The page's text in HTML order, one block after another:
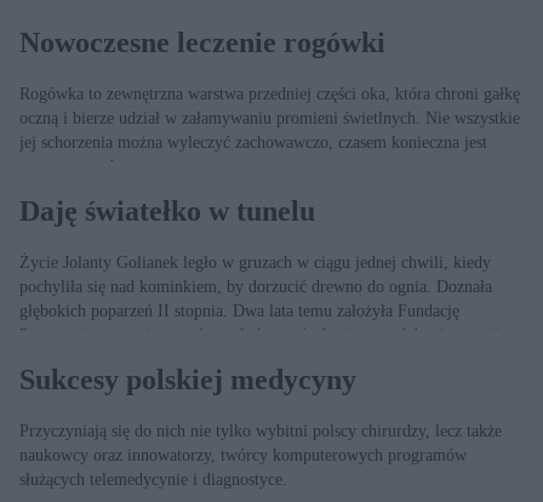
Warszawa
Nowoczesne leczenie rogówki
Rogówka to zewnętrzna warstwa przedniej części oka, która chroni gałkę
oczną i bierze udział w załamywaniu promieni świetlnych. Nie wszystkie
jej schorzenia można wyleczyć zachowawczo, czasem konieczna jest
interwencja chirurga.
Daję światełko w tunelu
Życie Jolanty Golianek legło w gruzach w ciągu jednej chwili, kiedy
pochyliła się nad kominkiem, by dorzucić drewno do ognia. Doznała
głębokich poparzeń II stopnia. Dwa lata temu założyła Fundację
Poparzeni pomagającą osobom, które znalazły się w podobnej sytuacji
Sukcesy polskiej medycyny
Przyczyniają się do nich nie tylko wybitni polscy chirurdzy, lecz także
naukowcy oraz innowatorzy, twórcy komputerowych programów
służących telemedycynie i diagnostyce.